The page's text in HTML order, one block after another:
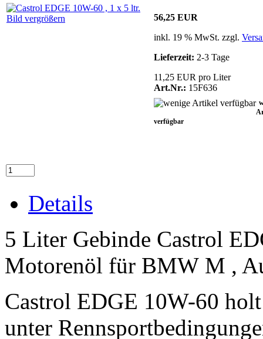
Bild vergrößern
56,25 EUR
inkl. 19 % MwSt. zzgl.
Lieferzeit: 2-3 Tage
11,25 EUR pro Liter
Art.Nr.: 15F636
verfügbar
Details
5 Liter Gebinde Castrol
Motorenöl für BMW M ,
Castrol EDGE 10W-60
unter